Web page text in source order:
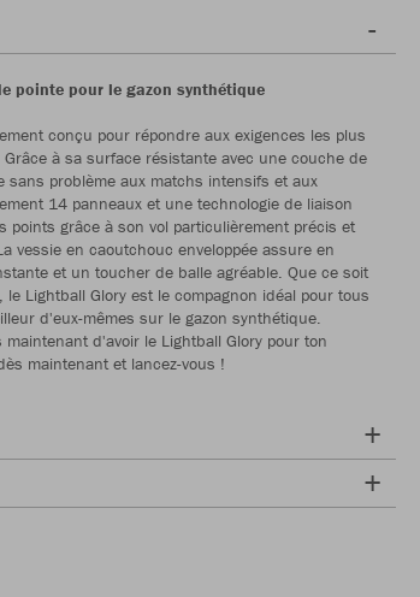
pointe pour le gazon synthétique
conçu pour répondre aux exigences les plus
à sa surface résistante avec une couche de
sans problème aux matchs intensifs et aux
14 panneaux et une technologie de liaison
points grâce à son vol particulièrement précis et
vessie en caoutchouc enveloppée assure en
et un toucher de balle agréable. Que ce soit
Lightball Glory est le compagnon idéal pour tous
d'eux-mêmes sur le gazon synthétique.
d'avoir le Lightball Glory pour ton
maintenant et lancez-vous !